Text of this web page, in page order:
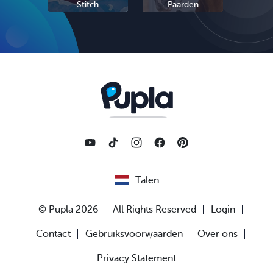
Stitch Paarden
Talen
© Pupla 2026 All Rights Reserved Login
Contact Gebruiksvoorwaarden Over ons
Privacy Statement